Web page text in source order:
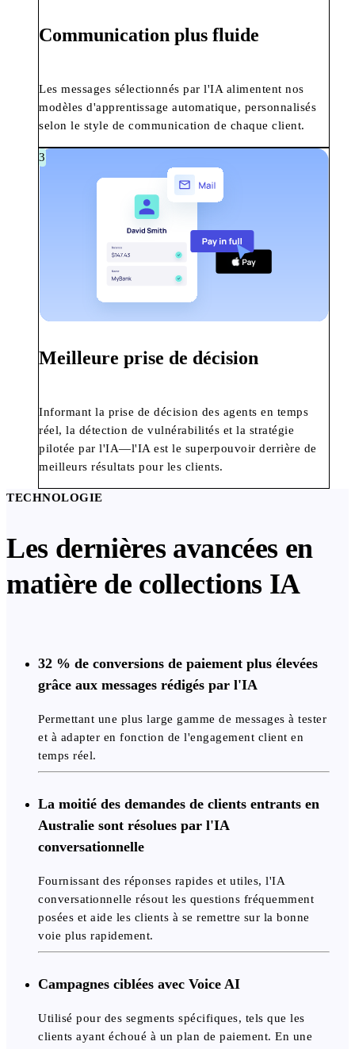
Communication plus fluide
Les messages sélectionnés par l'IA alimentent nos
modèles d'apprentissage automatique, personnalisés
selon le style de communication de chaque client.
3
Meilleure prise de décision
Informant la prise de décision des agents en temps
réel, la détection de vulnérabilités et la stratégie
pilotée par l'IA—l'IA est le superpouvoir derrière de
meilleurs résultats pour les clients.
TECHNOLOGIE
Les dernières avancées en
matière de collections IA
32 % de conversions de paiement plus élevées
grâce aux messages rédigés par l'IA
Permettant une plus large gamme de messages à tester
et à adapter en fonction de l'engagement client en
temps réel.
La moitié des demandes de clients entrants en
Australie sont résolues par l'IA
conversationnelle
Fournissant des réponses rapides et utiles, l'IA
conversationnelle résout les questions fréquemment
posées et aide les clients à se remettre sur la bonne
voie plus rapidement.
Campagnes ciblées avec Voice AI
Utilisé pour des segments spécifiques, tels que les
clients ayant échoué à un plan de paiement. En une